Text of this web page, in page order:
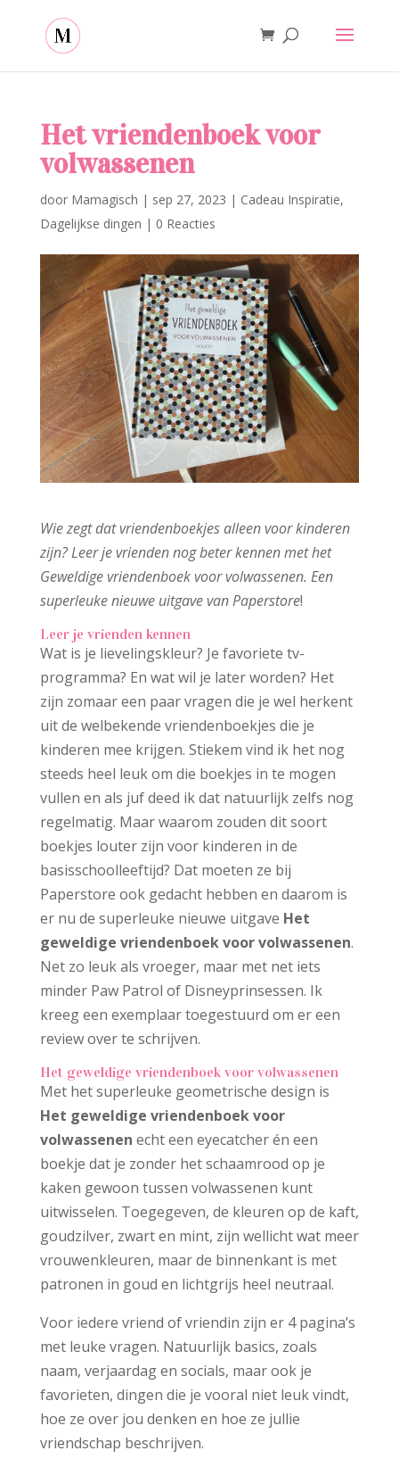
Het vriendenboek voor
volwassenen
door Mamagisch | sep 27, 2023 | Cadeau Inspiratie,
Dagelijkse dingen | 0 Reacties
Wie zegt dat vriendenboekjes alleen voor kinderen
zijn? Leer je vrienden nog beter kennen met het
Geweldige vriendenboek voor volwassenen. Een
superleuke nieuwe uitgave van Paperstore!
Leer je vrienden kennen
Wat is je lievelingskleur? Je favoriete tv-
programma? En wat wil je later worden? Het
zijn zomaar een paar vragen die je wel herkent
uit de welbekende vriendenboekjes die je
kinderen mee krijgen. Stiekem vind ik het nog
steeds heel leuk om die boekjes in te mogen
vullen en als juf deed ik dat natuurlijk zelfs nog
regelmatig. Maar waarom zouden dit soort
boekjes louter zijn voor kinderen in de
basisschoolleeftijd? Dat moeten ze bij
Paperstore ook gedacht hebben en daarom is
er nu de superleuke nieuwe uitgave Het
geweldige vriendenboek voor volwassenen.
Net zo leuk als vroeger, maar met net iets
minder Paw Patrol of Disneyprinsessen. Ik
kreeg een exemplaar toegestuurd om er een
review over te schrijven.
Het geweldige vriendenboek voor volwassenen
Met het superleuke geometrische design is
Het geweldige vriendenboek voor
volwassenen echt een eyecatcher én een
boekje dat je zonder het schaamrood op je
kaken gewoon tussen volwassenen kunt
uitwisselen. Toegegeven, de kleuren op de kaft,
goudzilver, zwart en mint, zijn wellicht wat meer
vrouwenkleuren, maar de binnenkant is met
patronen in goud en lichtgrijs heel neutraal.
Voor iedere vriend of vriendin zijn er 4 pagina’s
met leuke vragen. Natuurlijk basics, zoals
naam, verjaardag en socials, maar ook je
favorieten, dingen die je vooral niet leuk vindt,
hoe ze over jou denken en hoe ze jullie
vriendschap beschrijven.